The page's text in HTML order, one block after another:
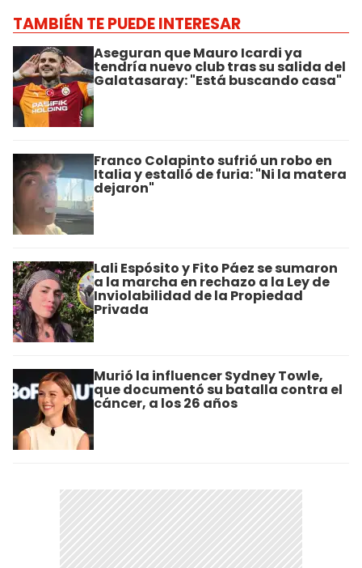
TAMBIÉN TE PUEDE INTERESAR
Aseguran que Mauro Icardi ya
tendría nuevo club tras su salida del
Galatasaray: "Está buscando casa"
Franco Colapinto sufrió un robo en
Italia y estalló de furia: "Ni la matera
dejaron"
Lali Espósito y Fito Páez se sumaron
a la marcha en rechazo a la Ley de
Inviolabilidad de la Propiedad
Privada
Murió la influencer Sydney Towle,
que documentó su batalla contra el
cáncer, a los 26 años